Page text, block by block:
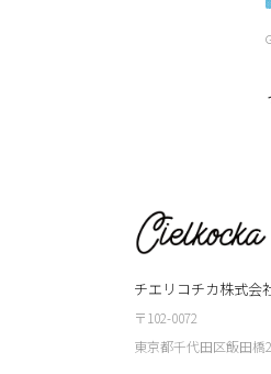
チエリコチカ株式会
〒102-0072
東京都千代田区飯田橋